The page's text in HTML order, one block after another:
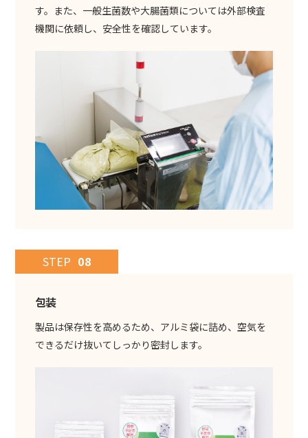
す。また、一般生菌数や大腸菌類については外部検査
機関に依頼し、安全性を確認しています。
STEP 08
包装
製品は保存性を高めるため、アルミ袋に詰め、空気を
できるだけ抜いてしっかり密封します。